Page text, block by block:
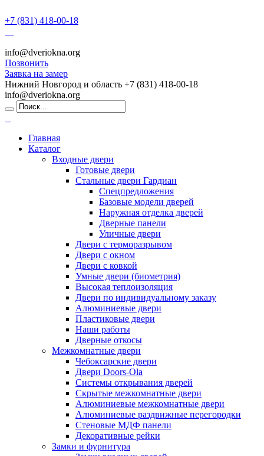
+7 (831) 418-00-18
info@dveriokna.org
Позвонить
Заявка на замер
Нижний Новгород и область +7 (831) 418-00-18
info@dveriokna.org
Главная
Каталог
Входные двери
Готовые двери
Стальные двери Гардиан
Спецпредложения
Базовые модели дверей
Наружная отделка дверей
Дверные панели
Уличные двери
Двери с терморазрывом
Двери с окном
Двери с ковкой
Умные двери (биометрия)
Высокая теплоизоляция
Двери по индивидуальному заказу
Алюминиевые двери
Пластиковые двери
Наши работы
Дверные откосы
Межкомнатные двери
Чебоксарские двери
Двери Doors-Ola
Системы открывания дверей
Скрытые межкомнатные двери
Алюминиевые межкомнатные двери
Алюминиевые раздвижные перегородки
Стеновые МДФ панели
Декоративные рейки
Замки и фурнитура